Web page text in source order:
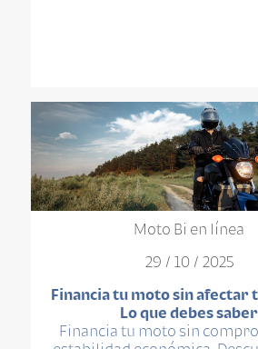
Moto Bi en línea
29 / 10 / 2025
Financia tu moto sin afectar
Lo que debes saber
Financia tu moto sin